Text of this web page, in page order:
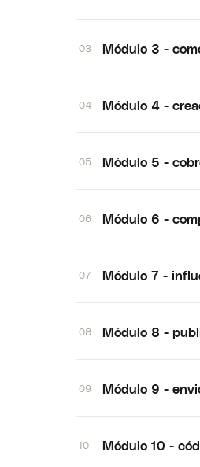
03 Módulo 3 -
04 Módulo 4 -
05 Módulo 5 -
06 Módulo 6 -
07 Módulo 7 -
08 Módulo 8 -
09 Módulo 9 -
10 Módulo 10 -